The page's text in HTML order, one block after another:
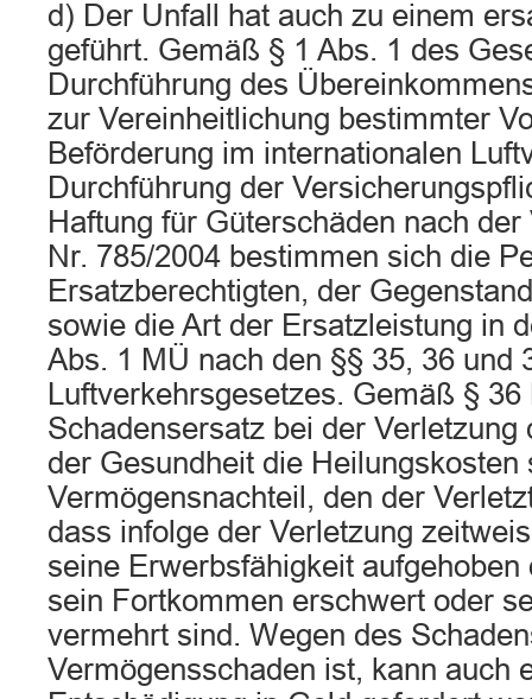
d) Der Unfall hat auch zu einem
geführt. Gemäß § 1 Abs. 1 des
Durchführung des
zur Vereinheitlichung bestimmter
Beförderung im internationalen
Durchführung der
Haftung für Güterschäden nach
Nr. 785/2004 bestimmen sich die
Ersatzberechtigten, der
sowie die Art der Ersatzleistung in
Abs. 1 MÜ nach den §§ 35, 36 und
Luftverkehrsgesetzes. Gemäß §
Schadensersatz bei der Verletzung
der Gesundheit die Heilungskosten
Vermögensnachteil, den der
dass infolge der Verletzung
seine Erwerbsfähigkeit
sein Fortkommen erschwert oder
vermehrt sind. Wegen des
Vermögensschaden ist, kann auch